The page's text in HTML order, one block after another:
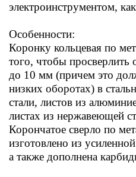
электроинструментом,
Особенности:
Коронку кольцевая по
того, чтобы просверлить
до 10 мм (причем это
низких оборотах) в
стали, листов из
листах из нержавеющей
Корончатое сверло по
изготовлено из
а также дополнена